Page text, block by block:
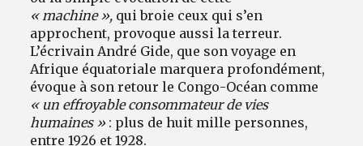
« machine », qui broie ceux qui s’en
approchent, provoque aussi la terreur.
L’écrivain André Gide, que son voyage en
Afrique équatoriale marquera profondément,
évoque à son retour le Congo-Océan comme
« un effroyable consommateur de vies
humaines »: plus de huit mille personnes,
entre 1926 et 1928.